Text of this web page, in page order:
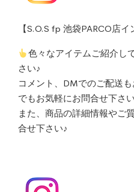
【S.O.S fp 池袋PARCO店イ
色々なアイテムご紹介し
さい♪
コメント、DMでのご配送
でもお気軽にお問合せ下さ
また、商品の詳細情報やご
合せ下さい♪